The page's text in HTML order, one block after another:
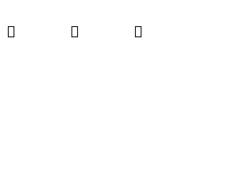
Blog Užitečné rady
Hledat PřihlášeníNákupní